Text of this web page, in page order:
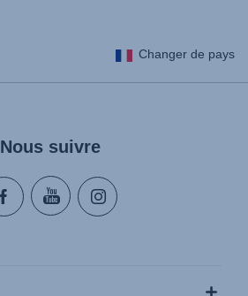
Changer de pays
Nous suivre